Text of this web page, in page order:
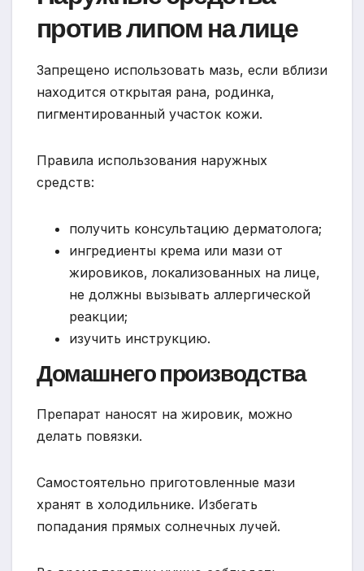
против липом на лице
Запрещено использовать мазь, если вблизи
находится открытая рана, родинка,
пигментированный участок кожи.
Правила использования наружных
средств:
получить консультацию дерматолога;
ингредиенты крема или мази от
жировиков, локализованных на лице,
не должны вызывать аллергической
реакции;
изучить инструкцию.
Домашнего производства
Препарат наносят на жировик, можно
делать повязки.
Самостоятельно приготовленные мази
хранят в холодильнике. Избегать
попадания прямых солнечных лучей.